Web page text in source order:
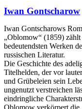
Iwan Gontscharow
Iwan Gontscharows
„Oblomow“ (1859) zählt
bedeutendsten Werken
russischen Literatur.
Die Geschichte des
Titelhelden, der vor
und Grübeleien sein
ungenutzt verstreichen
eindringliche